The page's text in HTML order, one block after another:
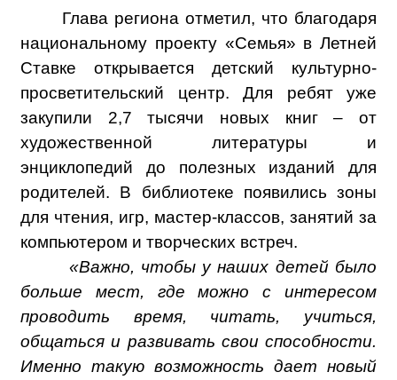
Глава региона отметил, что благодаря
национальному проекту «Семья» в Летней
Ставке открывается детский культурно-
просветительский центр. Для ребят уже
закупили 2,7 тысячи новых книг – от
художественной литературы и
энциклопедий до полезных изданий для
родителей. В библиотеке появились зоны
для чтения, игр, мастер-классов, занятий за
компьютером и творческих встреч.
«Важно, чтобы у наших детей было
больше мест, где можно с интересом
проводить время, читать, учиться,
общаться и развивать свои способности.
Именно такую возможность дает новый